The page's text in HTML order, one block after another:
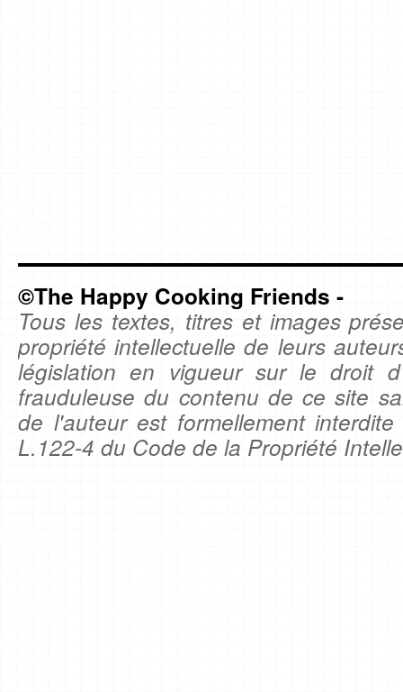
©The Happy Cooking Friends -
Tous les textes, titres et images
propriété intellectuelle de leurs
législation en vigueur sur le droit
frauduleuse du contenu de ce site
de l'auteur est formellement
L.122-4 du Code de la Propriété